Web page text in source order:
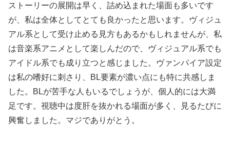
ストーリーの展開は早く、詰め込まれた場面も多いです
が、私は全体としてとても良かったと思います。ヴィジュ
アル系として受け止める見方もあるかもしれませんが、私
は音楽系アニメとして楽しんだので、ヴィジュアル系でも
アイドル系でも成り立つと感じました。ヴァンパイア設定
は私の嗜好に刺さり、BL要素が濃い点にも特に共感しま
した。BLが苦手な人もいるでしょうが、個人的には大満
足です。視聴中は度肝を抜かれる場面が多く、見るたびに
興奮しました。マジでありがとう。